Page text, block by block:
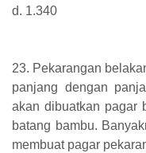
d. 1.340
23. Pekarangan
panjang dengan
akan dibuatkan pagar
batang bambu.
membuat pagar